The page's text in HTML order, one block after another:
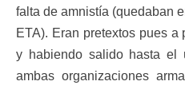
falta de amnistía (quedaban
ETA). Eran pretextos pues
y habiendo salido hasta el
ambas organizaciones